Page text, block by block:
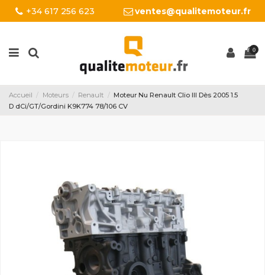
+34 617 256 623 ventes@qualitemoteur.fr
0
Accueil Moteurs Renault
Moteur Nu Renault Clio III Dès 2005 1.5
D dCi/GT/Gordini K9K774 78/106 CV